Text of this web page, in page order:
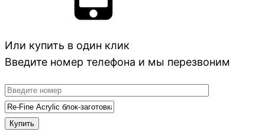
Или купить в один клик
Введите номер телефона и мы перезвоним